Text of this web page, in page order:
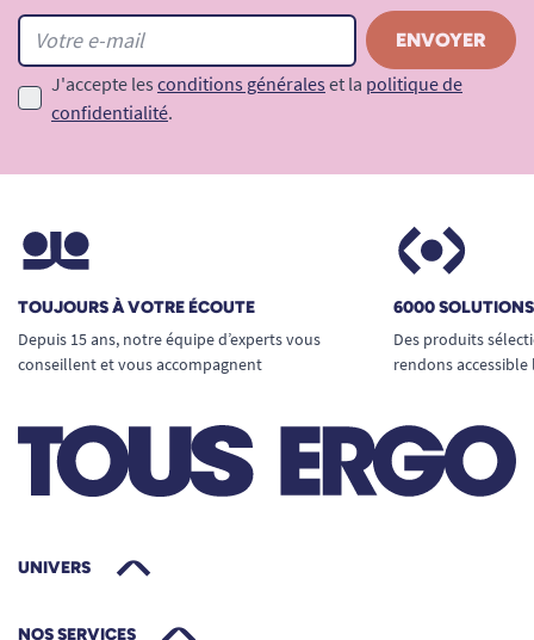
J'accepte les conditions générales et la politique de
confidentialité.
TOUJOURS À VOTRE ÉCOUTE
Depuis 15 ans, notre équipe d’experts vous
conseillent et vous accompagnent
6000
Des produits
rendons
UNIVERS
NOS SERVICES